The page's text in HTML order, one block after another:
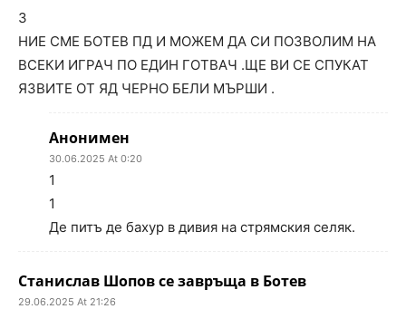
3
НИЕ СМЕ БОТЕВ ПД И МОЖЕМ ДА СИ ПОЗВОЛИМ НА
ВСЕКИ ИГРАЧ ПО ЕДИН ГОТВАЧ .ЩЕ ВИ СЕ СПУКАТ
ЯЗВИТЕ ОТ ЯД ЧЕРНО БЕЛИ МЪРШИ .
Анонимен
30.06.2025 At 0:20
1
1
Де питъ де бахур в дивия на стрямския селяк.
Станислав Шопов се завръща в Ботев
29.06.2025 At 21:26